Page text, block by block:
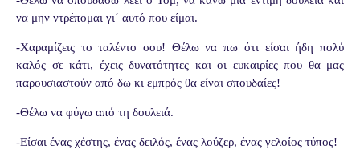
να μην ντρέπομαι γι΄ αυτό που είμαι.
-Χαραμίζεις το ταλέντο σου! Θέλω να πω ότι είσαι ήδη πολύ
καλός σε κάτι, έχεις δυνατότητες και οι ευκαιρίες που θα μας
παρουσιαστούν από δω κι εμπρός θα είναι σπουδαίες!
-Θέλω να φύγω από τη δουλειά.
-Είσαι ένας χέστης, ένας δειλός, ένας λούζερ, ένας γελοίος τύπος!